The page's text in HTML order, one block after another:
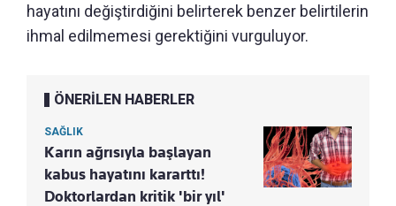
hayatını değiştirdiğini belirterek benzer belirtilerin
ihmal edilmemesi gerektiğini vurguluyor.
ÖNERİLEN HABERLER
SAĞLIK
Karın ağrısıyla başlayan
kabus hayatını kararttı!
Doktorlardan kritik 'bir yıl'